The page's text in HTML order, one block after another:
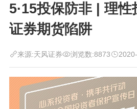
5·15投保防非 | 理
证券期货陷阱
来源:天风证券 浏览数:8873